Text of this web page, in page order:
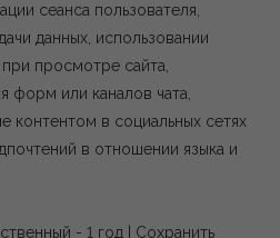
сеанса пользователя,
данных, использовании
просмотре сайта,
форм или каналов чата,
контентом в социальных сетях
в отношении языка и
- 1 год | Сохранить